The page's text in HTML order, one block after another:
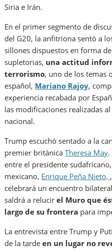
Siria e Irán.
En el primer segmento de
del G20, la anfitriona sentó a
sillones dispuestos en forma
supletorias, una actitud
terrorismo, uno de los temas
español, Mariano Rajoy,
experiencia recabada por
las modificaciones realizadas
nacional.
Trump escuchó sentado a la
premier británicaTheresa May
entre el presidente
mexicano, Enrique Peña Nieto,
celebrará un encuentro
saldrá a relucir el Muro que
largo de su frontera para
La entrevista entre Trump y
de la tardeen un lugar no